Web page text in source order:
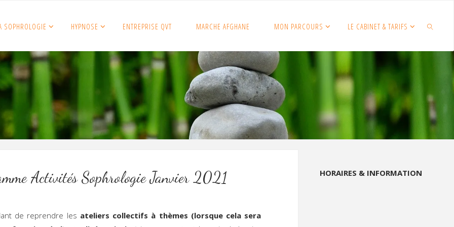
SOPHROLOGIE HYPNOSE ENTREPRISE QVT MARCHE AFGHANE MON PARCOURS LE CABINET & TARIFS
Activités Sophrologie Janvier 2021
de reprendre les ateliers collectifs à thèmes (lorsque cela sera
HORAIRES & INFORMATION